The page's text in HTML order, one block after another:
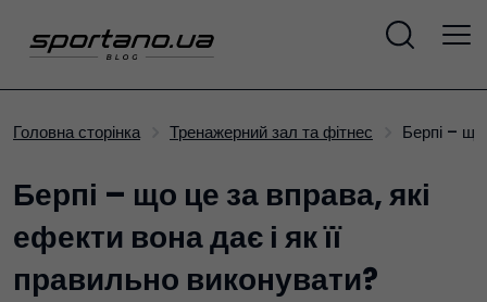
Головна сторінка Тренажерний зал та фітнес Берпі –
Берпі – що це за вправа, які
ефекти вона дає і як її
правильно виконувати?